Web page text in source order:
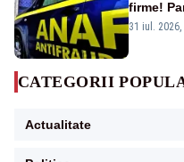
firme!
amnistia
31 iul. 2026,
CATEGORII
Actualitate